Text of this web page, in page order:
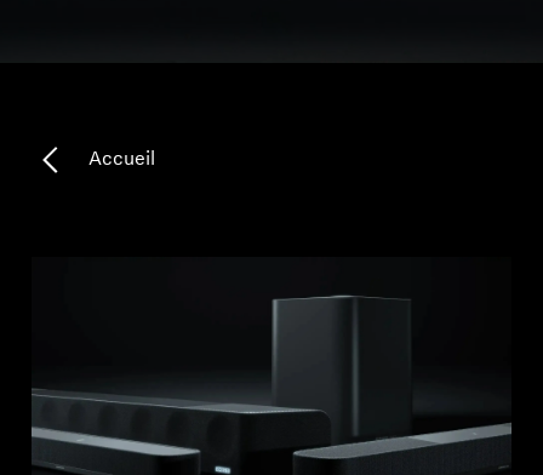
Pièces et accessoires d’origine pour l’audition
Accueil